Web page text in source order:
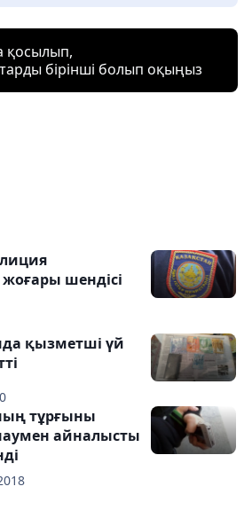
қосылып,
бірінші болып оқыңыз
шендісі
қызметші үй
тұрғыны
айналысты